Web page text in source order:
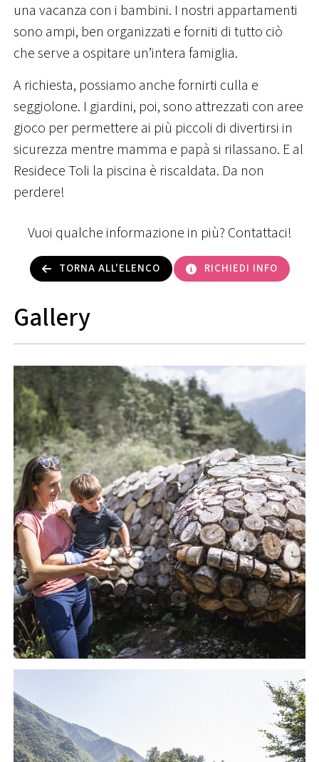
una vacanza con i bambini. I nostri appartamenti
sono ampi, ben organizzati e forniti di tutto ciò
che serve a ospitare un’intera famiglia.
A richiesta, possiamo anche fornirti culla e
seggiolone. I giardini, poi, sono attrezzati con aree
gioco per permettere ai più piccoli di divertirsi in
sicurezza mentre mamma e papà si rilassano. E al
Residece Toli la piscina è riscaldata. Da non
perdere!
Vuoi qualche informazione in più? Contattaci!
TORNA ALL'ELENCO RICHIEDI INFO
Gallery